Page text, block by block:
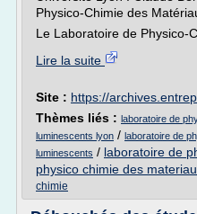
Physico-Chimie des
Le Laboratoire de Physico-
Lire la suite
Site : https://
Thèmes liés : laboratoire de
luminescents lyon / laboratoire de
luminescents / laboratoire de
physico chimie des
chimie